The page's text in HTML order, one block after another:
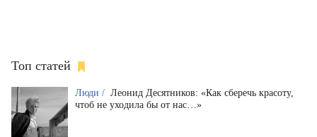
Топ статей
Люди / Леонид Десятников: «Как сберечь красоту,
чтоб не уходила бы от нас…»